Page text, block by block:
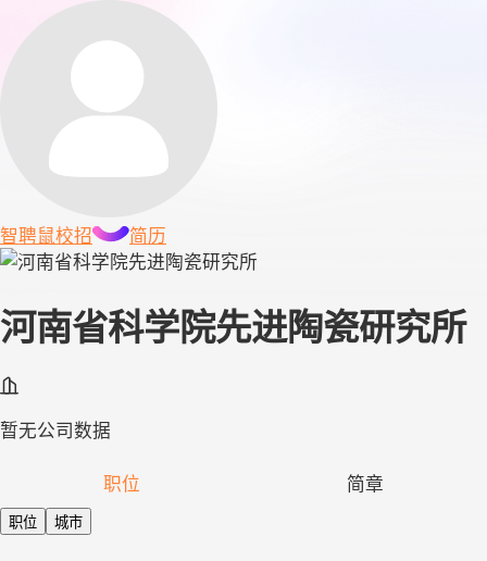
智聘鼠校招 简历
河南省科学院先进陶瓷研究所
暂无公司数据
职位 简章
职位 城市